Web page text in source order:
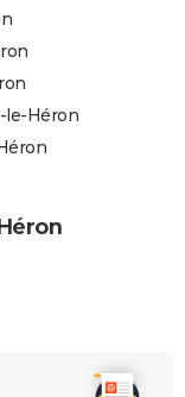
le-Héron